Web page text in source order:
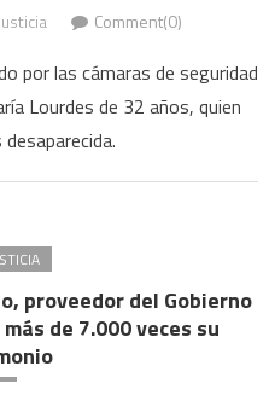
Comment(0)
por las cámaras de seguridad
Lourdes de 32 años, quien
proveedor del Gobierno
de 7.000 veces su